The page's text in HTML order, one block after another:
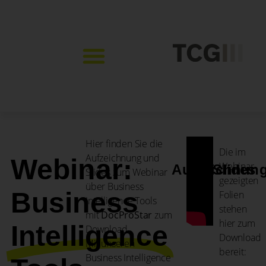
Webinar:
Business
Intelligence
Hier finden Sie die
Aufzeichnung und
Slides zum Webinar
über Business
Intelligence Tools
mitDocProStar zum
Download.
Mit unseren
Business Intelligence
Slides
Die im
Webinar
gezeigten
Folien
stehen
hier zum
Download
bereit: